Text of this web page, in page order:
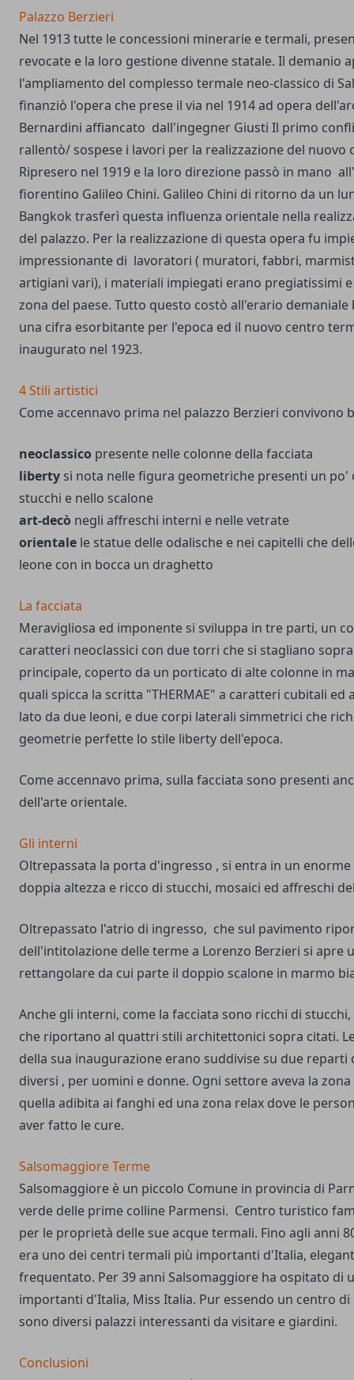
Palazzo Berzieri
Nel 1913 tutte le concessioni minerarie e termali,
revocate e la loro gestione divenne statale. Il demanio
l'ampliamento del complesso termale neo-classico di
finanziò l'opera che prese il via nel 1914 ad opera
Bernardini affiancato dall'ingegner Giusti Il primo
rallentò/ sospese i lavori per la realizzazione del nuovo
Ripresero nel 1919 e la loro direzione passò in mano
fiorentino Galileo Chini. Galileo Chini di ritorno da un
Bangkok trasferì questa influenza orientale nella
del palazzo. Per la realizzazione di questa opera fu
impressionante di lavoratori ( muratori, fabbri,
artigiani vari), i materiali impiegati erano pregiatissimi
zona del paese. Tutto questo costò all'erario
una cifra esorbitante per l'epoca ed il nuovo centro
inaugurato nel 1923.
4 Stili artistici
Come accennavo prima nel palazzo Berzieri convivono
neoclassico presente nelle colonne della facciata
liberty si nota nelle figura geometriche presenti un po'
stucchi e nello scalone
art-decò negli affreschi interni e nelle vetrate
orientale le statue delle odalische e nei capitelli che
leone con in bocca un draghetto
La facciata
Meravigliosa ed imponente si sviluppa in tre parti, un
caratteri neoclassici con due torri che si stagliano
principale, coperto da un porticato di alte colonne in
quali spicca la scritta "THERMAE" a caratteri cubitali ed
lato da due leoni, e due corpi laterali simmetrici che
geometrie perfette lo stile liberty dell'epoca.
Come accennavo prima, sulla facciata sono presenti
dell'arte orientale.
Gli interni
Oltrepassata la porta d'ingresso , si entra in un
doppia altezza e ricco di stucchi, mosaici ed affreschi
Oltrepassato l'atrio di ingresso, che sul pavimento
dell'intitolazione delle terme a Lorenzo Berzieri si apre
rettangolare da cui parte il doppio scalone in marmo
Anche gli interni, come la facciata sono ricchi di
che riportano al quattri stili architettonici sopra citati.
della sua inaugurazione erano suddivise su due reparti
diversi , per uomini e donne. Ogni settore aveva la
quella adibita ai fanghi ed una zona relax dove le
aver fatto le cure.
Salsomaggiore Terme
Salsomaggiore è un piccolo Comune in provincia di
verde delle prime colline Parmensi. Centro turistico
per le proprietà delle sue acque termali. Fino agli anni
era uno dei centri termali più importanti d'Italia,
frequentato. Per 39 anni Salsomaggiore ha ospitato di
importanti d'Italia, Miss Italia. Pur essendo un centro
sono diversi palazzi interessanti da visitare e giardini.
Conclusioni